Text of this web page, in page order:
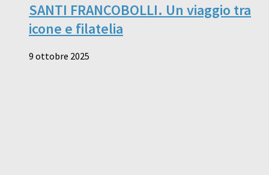
SANTI FRANCOBOLLI. Un viaggio tra
icone e filatelia
9 ottobre 2025